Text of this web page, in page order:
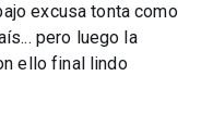
excusa tonta como
pero luego la
ello final lindo